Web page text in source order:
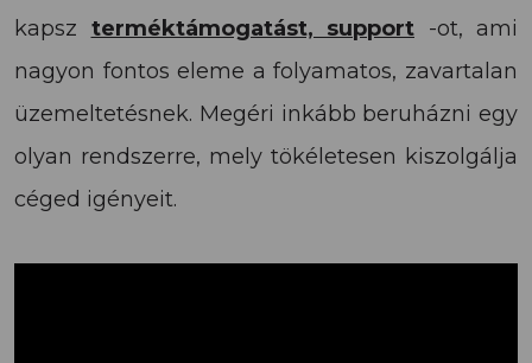
kapsz terméktámogatást, support -ot, ami
nagyon fontos eleme a folyamatos, zavartalan
üzemeltetésnek. Megéri inkább beruházni egy
olyan rendszerre, mely tökéletesen kiszolgálja
céged igényeit.